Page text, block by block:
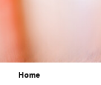
Home